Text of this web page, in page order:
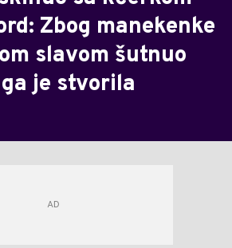
Zbog manekenke
slavom šutnuo
je stvorila